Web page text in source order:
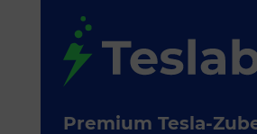
Premium Tesla-